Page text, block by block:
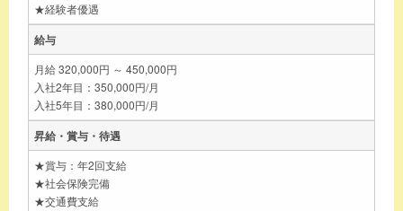
★経験者優遇
給与
月給 320,000円 ～ 450,000円
入社2年目：350,000円/月
入社5年目：380,000円/月
昇給・賞与・待遇
★賞与：年2回支給
★社会保険完備
★交通費支給